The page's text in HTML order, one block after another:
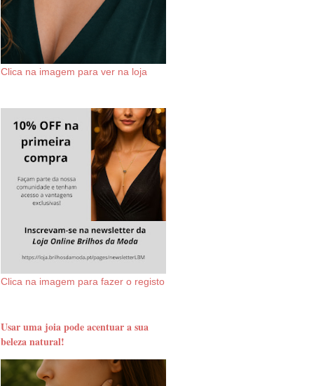
Clica na imagem para ver na loja
Clica na imagem para fazer o registo
Usar uma joia pode acentuar a sua
beleza natural!